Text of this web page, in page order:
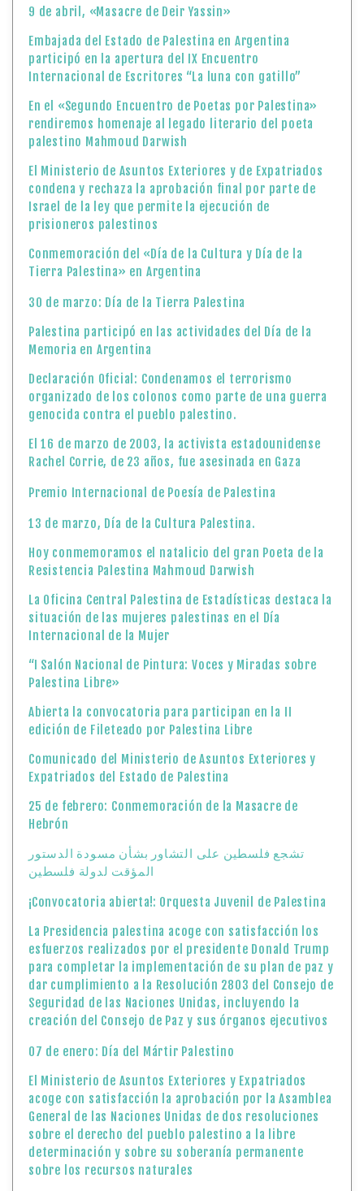
9 de abril, «Masacre de Deir Yassin»
Embajada del Estado de Palestina en Argentina
participó en la apertura del IX Encuentro
Internacional de Escritores “La luna con gatillo”
En el «Segundo Encuentro de Poetas por Palestina»
rendiremos homenaje al legado literario del poeta
palestino Mahmoud Darwish
El Ministerio de Asuntos Exteriores y de Expatriados
condena y rechaza la aprobación final por parte de
Israel de la ley que permite la ejecución de
prisioneros palestinos
Conmemoración del «Día de la Cultura y Día de la
Tierra Palestina» en Argentina
30 de marzo: Día de la Tierra Palestina
Palestina participó en las actividades del Día de la
Memoria en Argentina
Declaración Oficial: Condenamos el terrorismo
organizado de los colonos como parte de una guerra
genocida contra el pueblo palestino.
El 16 de marzo de 2003, la activista estadounidense
Rachel Corrie, de 23 años, fue asesinada en Gaza
Premio Internacional de Poesía de Palestina
13 de marzo, Día de la Cultura Palestina.
Hoy conmemoramos el natalicio del gran Poeta de la
Resistencia Palestina Mahmoud Darwish
La Oficina Central Palestina de Estadísticas destaca la
situación de las mujeres palestinas en el Día
Internacional de la Mujer
“I Salón Nacional de Pintura: Voces y Miradas sobre
Palestina Libre»
Abierta la convocatoria para participan en la II
edición de Fileteado por Palestina Libre
Comunicado del Ministerio de Asuntos Exteriores y
Expatriados del Estado de Palestina
25 de febrero: Conmemoración de la Masacre de
Hebrón
تشجع فلسطين على التشاور بشأن مسودة الدستور
المؤقت لدولة فلسطين
¡Convocatoria abierta!: Orquesta Juvenil de Palestina
La Presidencia palestina acoge con satisfacción los
esfuerzos realizados por el presidente Donald Trump
para completar la implementación de su plan de paz y
dar cumplimiento a la Resolución 2803 del Consejo de
Seguridad de las Naciones Unidas, incluyendo la
creación del Consejo de Paz y sus órganos ejecutivos
07 de enero: Día del Mártir Palestino
El Ministerio de Asuntos Exteriores y Expatriados
acoge con satisfacción la aprobación por la Asamblea
General de las Naciones Unidas de dos resoluciones
sobre el derecho del pueblo palestino a la libre
determinación y sobre su soberanía permanente
sobre los recursos naturales